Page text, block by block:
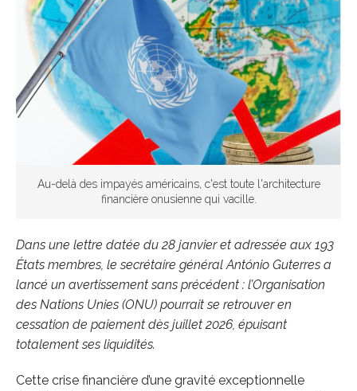
Au-delà des impayés américains, c'est toute l'architecture
financière onusienne qui vacille.
Dans une lettre datée du 28 janvier et adressée aux 193
États membres, le secrétaire général António Guterres a
lancé un avertissement sans précédent : l’Organisation
des Nations Unies (ONU) pourrait se retrouver en
cessation de paiement dès juillet 2026, épuisant
totalement ses liquidités.
Cette crise financière d’une gravité exceptionnelle